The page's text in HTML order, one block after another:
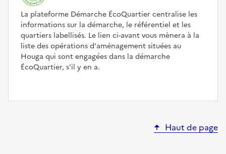
La plateforme Démarche ÉcoQuartier centralise les
informations sur la démarche, le référentiel et les
quartiers labellisés. Le lien ci-avant vous mènera à la
liste des opérations d'aménagement situées au
Houga qui sont engagées dans la démarche
ÉcoQuartier, s'il y en a.
Haut de page